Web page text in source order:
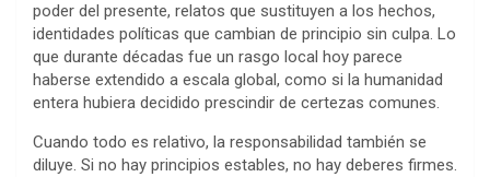
poder del presente, relatos que sustituyen a los hechos,
identidades políticas que cambian de principio sin culpa. Lo
que durante décadas fue un rasgo local hoy parece
haberse extendido a escala global, como si la humanidad
entera hubiera decidido prescindir de certezas comunes.
Cuando todo es relativo, la responsabilidad también se
diluye. Si no hay principios estables, no hay deberes firmes.